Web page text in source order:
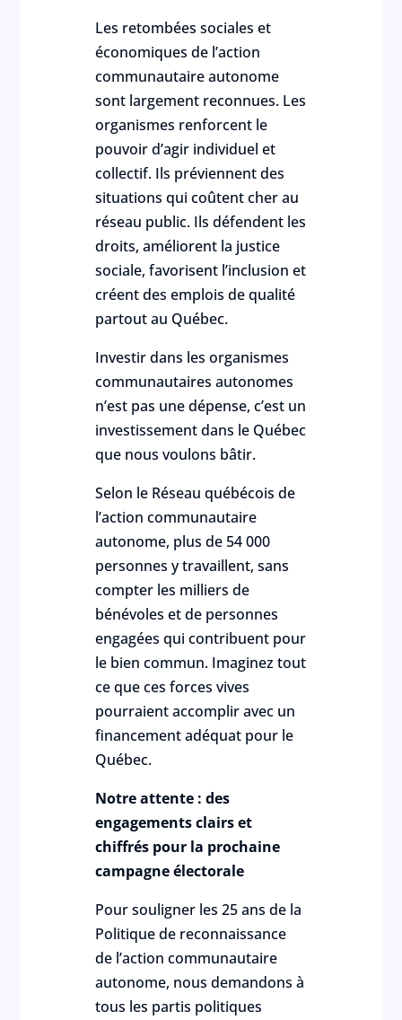
Les retombées sociales et
économiques de l’action
communautaire autonome
sont largement reconnues. Les
organismes renforcent le
pouvoir d’agir individuel et
collectif. Ils préviennent des
situations qui coûtent cher au
réseau public. Ils défendent les
droits, améliorent la justice
sociale, favorisent l’inclusion et
créent des emplois de qualité
partout au Québec.
Investir dans les organismes
communautaires autonomes
n’est pas une dépense, c’est un
investissement dans le Québec
que nous voulons bâtir.
Selon le Réseau québécois de
l’action communautaire
autonome, plus de 54 000
personnes y travaillent, sans
compter les milliers de
bénévoles et de personnes
engagées qui contribuent pour
le bien commun. Imaginez tout
ce que ces forces vives
pourraient accomplir avec un
financement adéquat pour le
Québec.
Notre attente : des
engagements clairs et
chiffrés pour la prochaine
campagne électorale
Pour souligner les 25 ans de la
Politique de reconnaissance
de l’action communautaire
autonome, nous demandons à
tous les partis politiques